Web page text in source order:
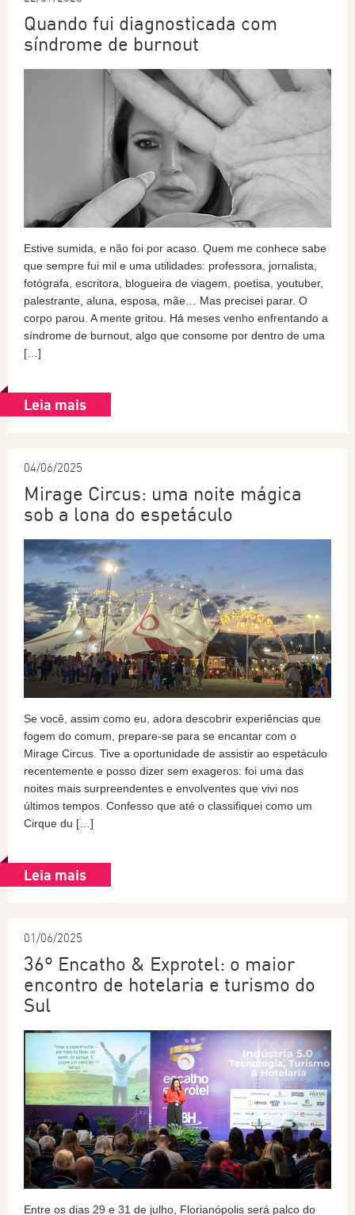
Quando fui diagnosticada com
síndrome de burnout
Estive sumida, e não foi por acaso. Quem me conhece sabe
que sempre fui mil e uma utilidades: professora, jornalista,
fotógrafa, escritora, blogueira de viagem, poetisa, youtuber,
palestrante, aluna, esposa, mãe… Mas precisei parar. O
corpo parou. A mente gritou. Há meses venho enfrentando a
síndrome de burnout, algo que consome por dentro de uma
[…]
Leia mais
04/06/2025
Mirage Circus: uma noite mágica
sob a lona do espetáculo
Se você, assim como eu, adora descobrir experiências que
fogem do comum, prepare-se para se encantar com o
Mirage Circus. Tive a oportunidade de assistir ao espetáculo
recentemente e posso dizer sem exageros: foi uma das
noites mais surpreendentes e envolventes que vivi nos
últimos tempos. Confesso que até o classifiquei como um
Cirque du […]
Leia mais
01/06/2025
36º Encatho & Exprotel: o maior
encontro de hotelaria e turismo do
Sul
Entre os dias 29 e 31 de julho, Florianópolis será palco do